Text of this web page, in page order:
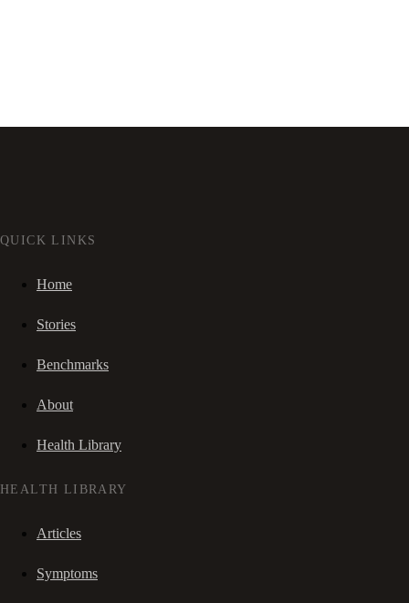
QUICK LINKS
Home
Stories
Benchmarks
About
Health Library
HEALTH LIBRARY
Articles
Symptoms